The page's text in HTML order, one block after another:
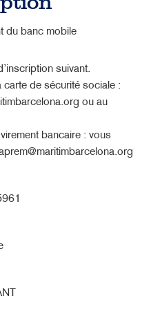
du banc mobile
suivant.
carte de sécurité sociale :
ou au
bancaire : vous